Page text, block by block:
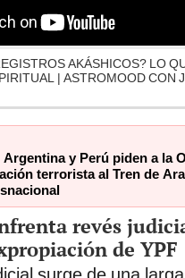
AKÁSHICOS? LO
| ASTROMOOD CON
y Perú piden a la
terrorista al Tren de
revés
de YPF